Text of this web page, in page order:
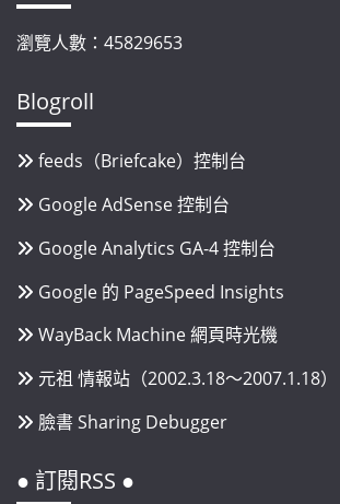
瀏覽人數：45829653
Blogroll
feeds（Briefcake）控制台
Google AdSense 控制台
Google Analytics GA-4 控制台
Google 的 PageSpeed Insights
WayBack Machine 網頁時光機
元祖 情報站（2002.3.18～2007.1.18）
臉書 Sharing Debugger
● 訂閱RSS ●